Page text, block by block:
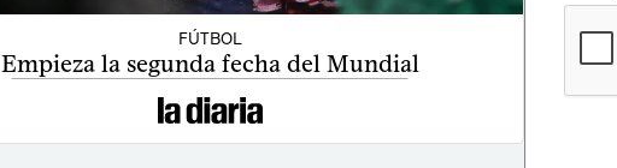
FÚTBOL
Empieza la segunda fecha del Mundial